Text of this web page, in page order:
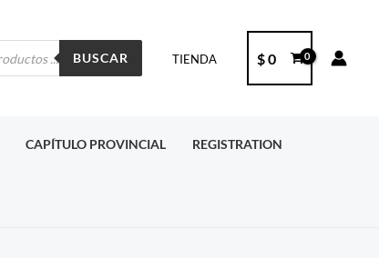
BUSCAR TIENDA $0
CAPÍTULO PROVINCIAL REGISTRATION